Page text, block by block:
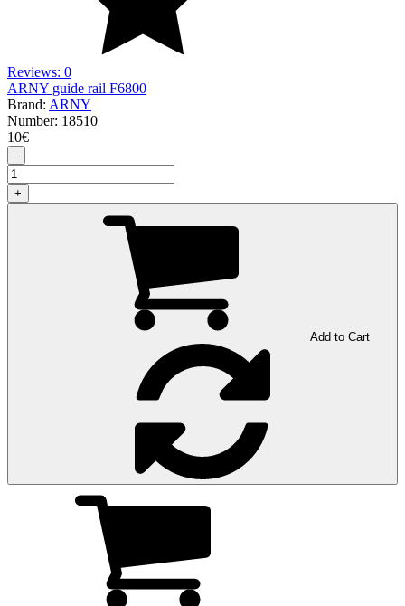
Reviews: 0
ARNY guide rail F6800
Brand: ARNY
Number: 18510
10€
-
+
Add to Cart